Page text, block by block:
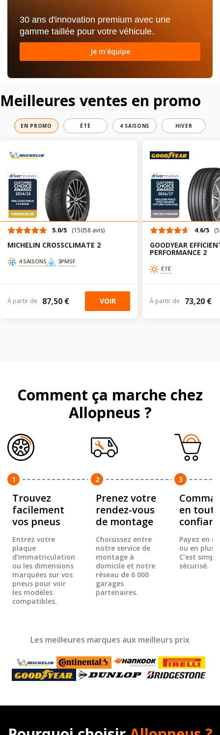
30 ans d'innovation premium avec une
gamme taillée pour votre véhicule.
Je m'équipe
Meilleures ventes en promo
EN PROMO ÉTÉ 4 SAISONS HIVER
5.0/5 (15058 avis)
MICHELIN CROSSCLIMATE 2
4 SAISONS 3PMSF
À partir de 87,50 € VOIR
4.6/5
GOODYEAR
PERFORMANCE 2
ÉTÉ
À partir de 73,20 €
Comment ça marche chez
Allopneus ?
1
Trouvez
facilement
vos pneus
Entrez votre
plaque
d’immatriculation
ou les dimensions
marquées sur vos
pneus pour voir
les modèles
compatibles.
2
Prenez votre
rendez-vous
de montage
Choisissez entre
notre service de
montage à
domicile et notre
réseau de 6 000
garages
partenaires.
3
en toute
Payez en
ou en
C’est
sécurisé.
Les meilleures marques aux meilleurs prix